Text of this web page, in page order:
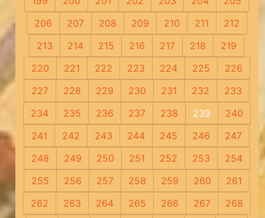
206
207 208 209 210 211
212
213
214 215 216 217 218
219
220
221 222 223 224 225
226
227
228 229 230 231 232
233
234
235 236 237 238 239
240
241
242 243 244 245 246
247
248
249 250 251 252 253
254
255
256 257 258 259 260
261
262
263 264 265 266 267
268